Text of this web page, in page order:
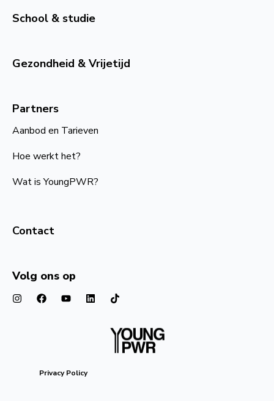
School & studie
Gezondheid & Vrijetijd
Partners
Aanbod en Tarieven
Hoe werkt het?
Wat is YoungPWR?
Contact
Volg ons op
Privacy Policy